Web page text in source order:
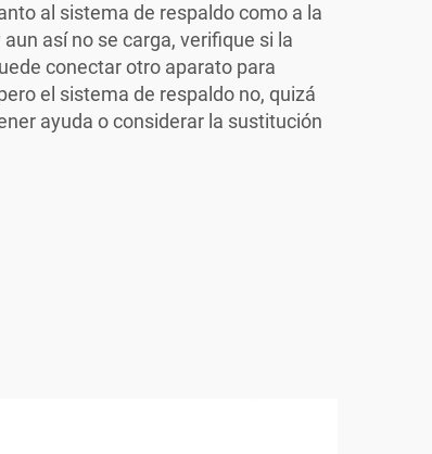
al sistema de respaldo como a la
así no se carga, verifique si la
conectar otro aparato para
el sistema de respaldo no, quizá
ayuda o considerar la sustitución